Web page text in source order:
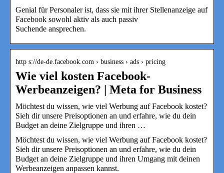
Genial für Personaler ist, dass sie mit ihrer Stellenanzeige auf
Facebook sowohl aktiv als auch passiv
Suchende ansprechen.
http s://de-de.facebook.com › business › ads › pricing
Wie viel kosten Facebook-
Werbeanzeigen? | Meta for Business
Möchtest du wissen, wie viel Werbung auf Facebook kostet?
Sieh dir unsere Preisoptionen an und erfahre, wie du dein
Budget an deine Zielgruppe und ihren …
Möchtest du wissen, wie viel Werbung auf Facebook kostet?
Sieh dir unsere Preisoptionen an und erfahre, wie du dein
Budget an deine Zielgruppe und ihren Umgang mit deinen
Werbeanzeigen anpassen kannst.